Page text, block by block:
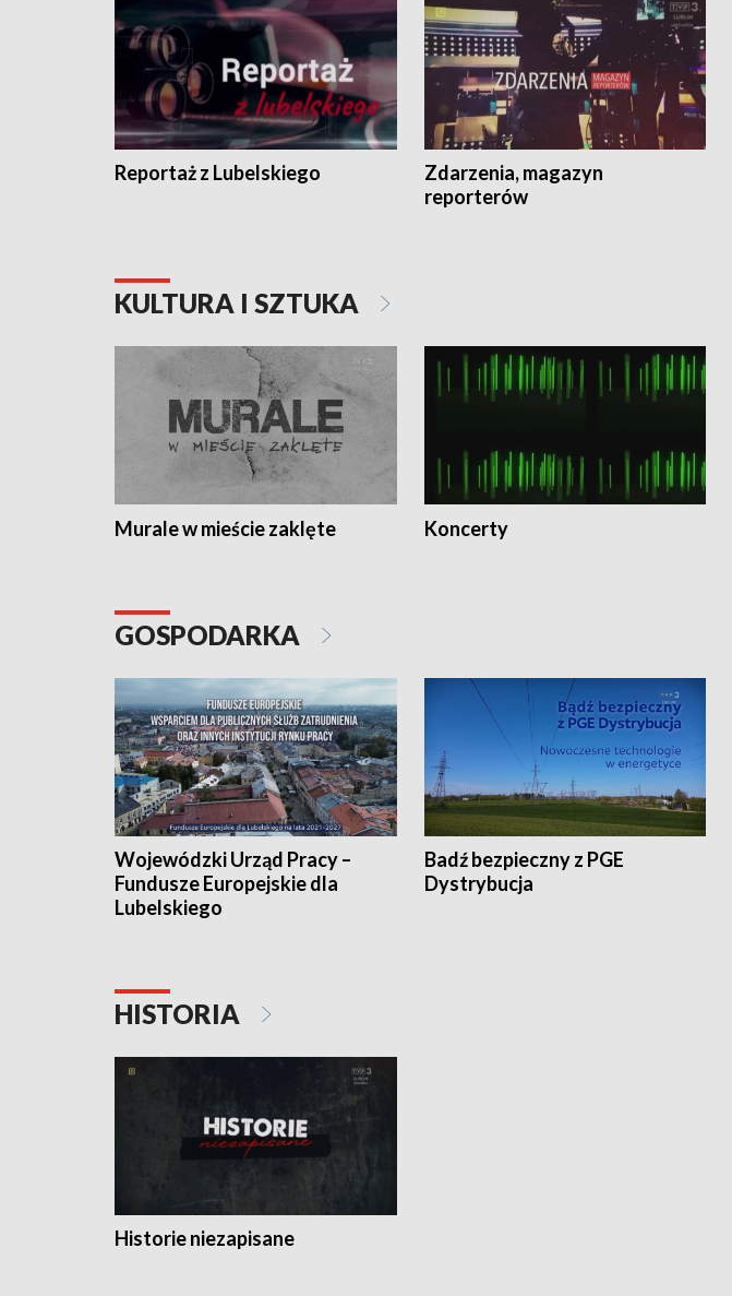
Reportaż z Lubelskiego
Zdarzenia, magazyn
reporterów
KULTURA I SZTUKA
Murale w mieście zaklęte Koncerty
GOSPODARKA
Wojewódzki Urząd Pracy –
Fundusze Europejskie dla
Lubelskiego
Badź bezpieczny z PGE
Dystrybucja
HISTORIA
Historie niezapisane